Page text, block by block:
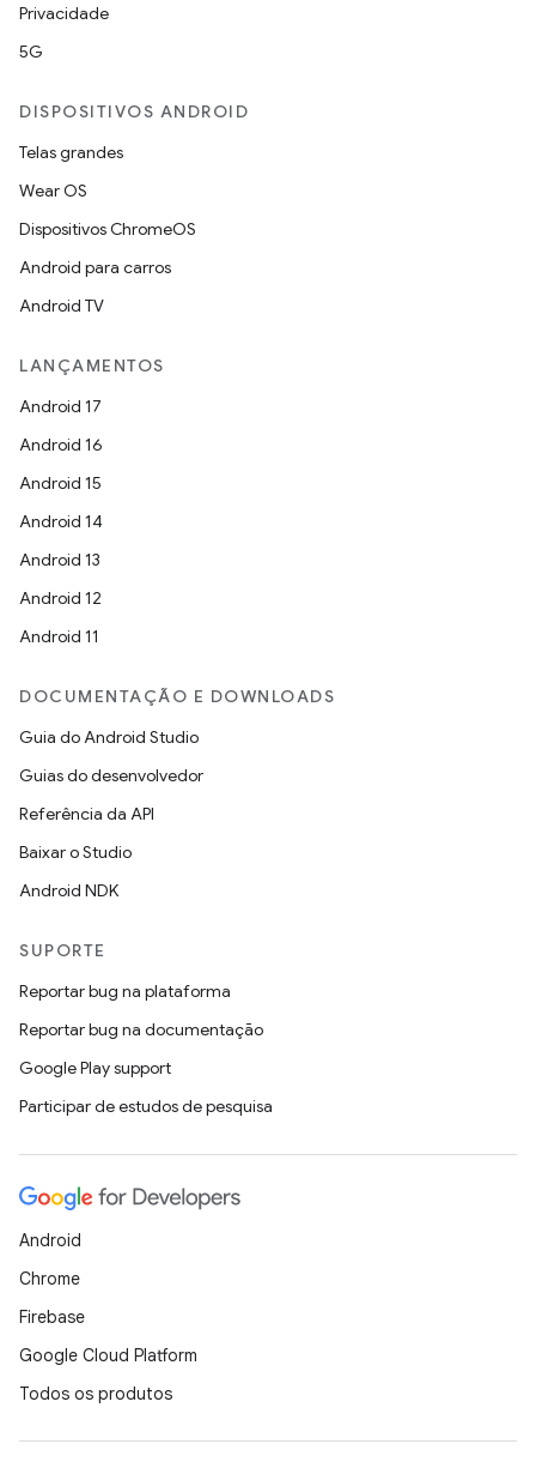
Privacidade
5G
DISPOSITIVOS ANDROID
Telas grandes
Wear OS
Dispositivos ChromeOS
Android para carros
Android TV
LANÇAMENTOS
Android 17
Android 16
Android 15
Android 14
Android 13
Android 12
Android 11
DOCUMENTAÇÃO E DOWNLOADS
Guia do Android Studio
Guias do desenvolvedor
Referência da API
Baixar o Studio
Android NDK
SUPORTE
Reportar bug na plataforma
Reportar bug na documentação
Google Play support
Participar de estudos de pesquisa
Android
Chrome
Firebase
Google Cloud Platform
Todos os produtos